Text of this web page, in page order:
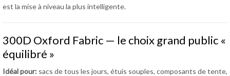
est la mise à niveau la plus intelligente.
300D Oxford Fabric — le choix grand public «
équilibré »
Idéal pour: sacs de tous les jours, étuis souples, composants de tente,